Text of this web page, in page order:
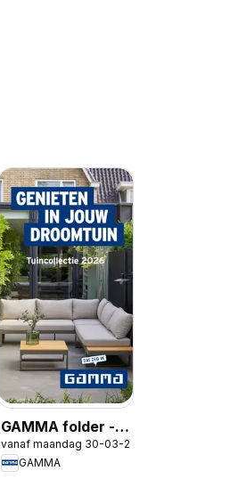
GAMMA folder -
Tuinmeubelen
special
vanaf maandag 30-03-2026
GAMMA